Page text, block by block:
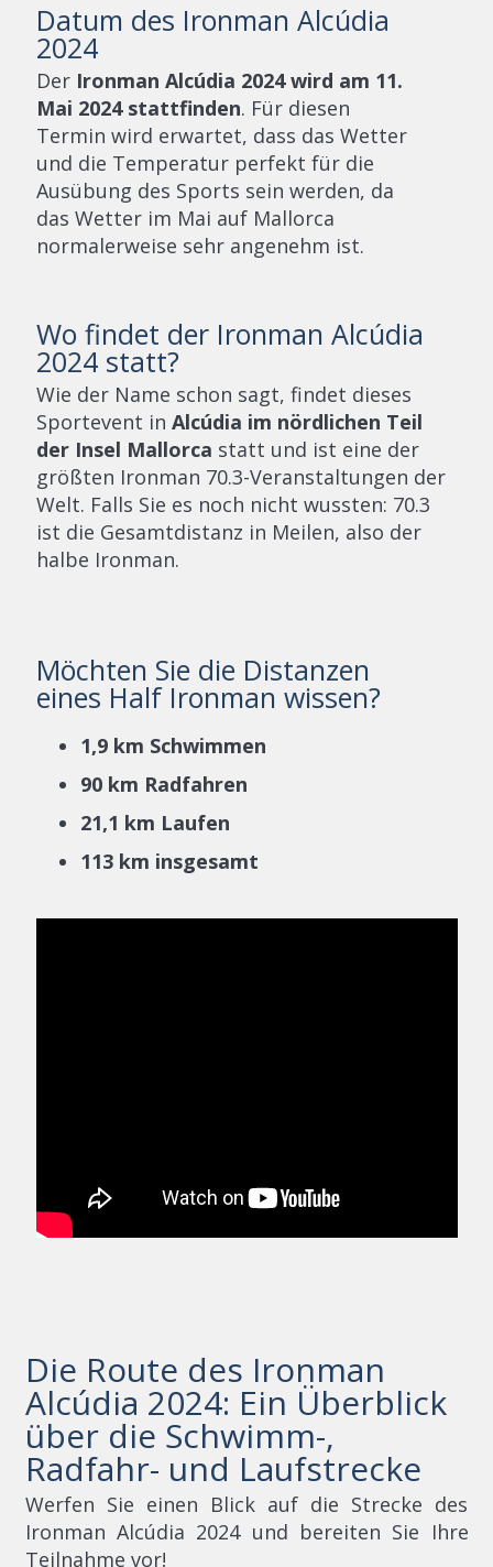
Datum des Ironman Alcúdia
2024
Der Ironman Alcúdia 2024 wird am 11.
Mai 2024 stattfinden. Für diesen
Termin wird erwartet, dass das Wetter
und die Temperatur perfekt für die
Ausübung des Sports sein werden, da
das Wetter im Mai auf Mallorca
normalerweise sehr angenehm ist.
Wo findet der Ironman Alcúdia
2024 statt?
Wie der Name schon sagt, findet dieses
Sportevent in Alcúdia im nördlichen Teil
der Insel Mallorca statt und ist eine der
größten Ironman 70.3-Veranstaltungen der
Welt. Falls Sie es noch nicht wussten: 70.3
ist die Gesamtdistanz in Meilen, also der
halbe Ironman.
Möchten Sie die Distanzen
eines Half Ironman wissen?
1,9 km Schwimmen
90 km Radfahren
21,1 km Laufen
113 km insgesamt
Die Route des Ironman
Alcúdia 2024: Ein Überblick
über die Schwimm-,
Radfahr- und Laufstrecke
Werfen Sie einen Blick auf die Strecke des
Ironman Alcúdia 2024 und bereiten Sie Ihre
Teilnahme vor!